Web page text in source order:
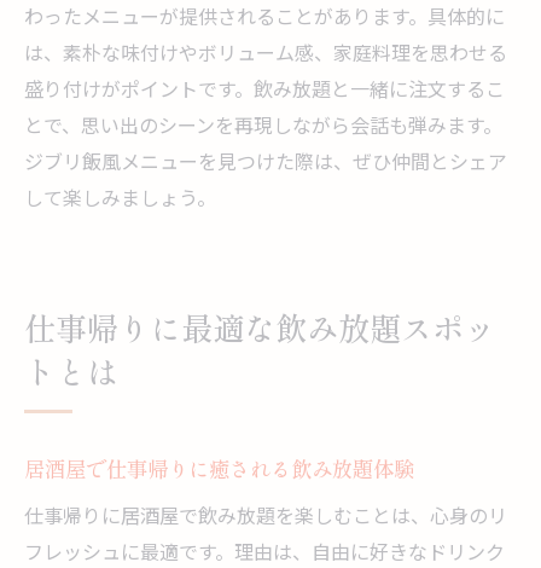
わったメニューが提供されることがあります。具体的に
は、素朴な味付けやボリューム感、家庭料理を思わせる
盛り付けがポイントです。飲み放題と一緒に注文するこ
とで、思い出のシーンを再現しながら会話も弾みます。
ジブリ飯風メニューを見つけた際は、ぜひ仲間とシェア
して楽しみましょう。
仕事帰りに最適な飲み放題スポッ
トとは
居酒屋で仕事帰りに癒される飲み放題体験
仕事帰りに居酒屋で飲み放題を楽しむことは、心身のリ
フレッシュに最適です。理由は、自由に好きなドリンク